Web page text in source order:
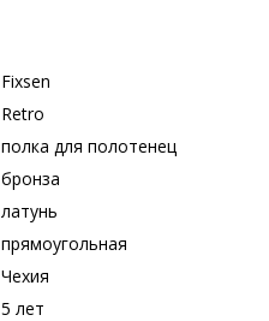
Fixsen
Retro
полка для полотенец
бронза
латунь
прямоугольная
Чехия
5 лет